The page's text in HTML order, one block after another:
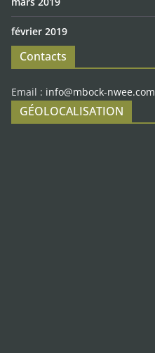
février 2019
Contacts
Email : info@mbock-nwee.com
GÉOLOCALISATION